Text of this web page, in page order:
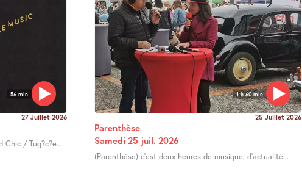
56 min
27 Juillet 2026
Chic / Tug?c?e...
1 h 60 min
25 Juillet 2026
Parenthèse
Samedi 25 juil. 2026
(Parenthèse) c’est deux heures de musique, d’actualité...